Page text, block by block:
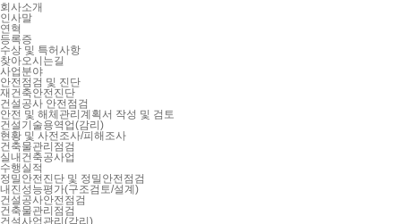
회사소개
인사말
연혁
등록증
수상 및 특허사항
찾아오시는길
사업분야
안전점검 및 진단
재건축안전진단
건설공사 안전점검
안전 및 해체관리계획서 작성 및 검토
건설기술용역업(감리)
현황 및 사전조사/피해조사
건축물관리점검
실내건축공사업
수행실적
정밀안전진단 및 정밀안전점검
내진성능평가(구조검토/설계)
건설공사안전점검
건축물관리점검
건설사업관리(감리)